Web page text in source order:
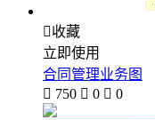
收藏
立即使用
合同管理业务图
 750  0  0